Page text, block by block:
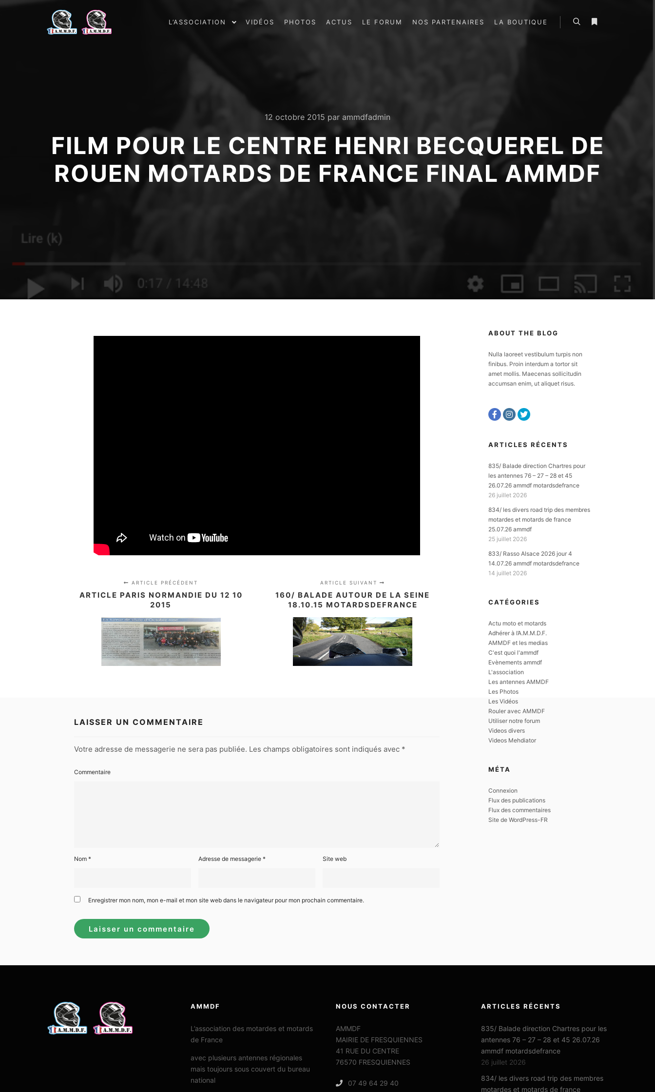
L’ASSOCIATION VIDÉOS PHOTOS ACTUS LE FORUM NOS PARTENAIRES LA BOUTIQUE
12 octobre 2015 par ammdfadmin
FILM POUR LE CENTRE HENRI BECQUEREL DE
ROUEN MOTARDS DE FRANCE FINAL AMMDF
ARTICLE PRÉCÉDENT
ARTICLE PARIS NORMANDIE DU 12 10
2015
ARTICLE SUIVANT
160/ BALADE AUTOUR DE LA SEINE
18.10.15 MOTARDSDEFRANCE
LAISSER UN COMMENTAIRE
Votre adresse de messagerie ne sera pas publiée. Les champs obligatoires sont indiqués avec *
Commentaire
Nom * Adresse de messagerie * Site web
Enregistrer mon nom, mon e-mail et mon site web dans le navigateur pour mon prochain commentaire.
ABOUT THE BLOG
Nulla laoreet vestibulum turpis non
finibus. Proin interdum a tortor sit
amet mollis. Maecenas sollicitudin
accumsan enim, ut aliquet risus.
ARTICLES RÉCENTS
835/ Balade direction Chartres pour
les antennes 76 – 27 – 28 et 45
26.07.26 ammdf motardsdefrance
26 juillet 2026
834/ les divers road trip des membres
motardes et motards de france
25.07.26 ammdf
25 juillet 2026
833/ Rasso Alsace 2026 jour 4
14.07.26 ammdf motardsdefrance
14 juillet 2026
CATÉGORIES
Actu moto et motards
Adhérer à l’A.M.M.D.F.
AMMDF et les medias
C'est quoi l'ammdf
Evènements ammdf
L'association
Les antennes AMMDF
Les Photos
Les Vidéos
Rouler avec AMMDF
Utiliser notre forum
Videos divers
Videos Mehdiator
MÉTA
Connexion
Flux des publications
Flux des commentaires
Site de WordPress-FR
AMMDF
L’association des motardes et motards
de France
avec plusieurs antennes régionales
mais toujours sous couvert du bureau
national
NOUS CONTACTER
AMMDF
MAIRIE DE FRESQUIENNES
41 RUE DU CENTRE
76570 FRESQUIENNES
07 49 64 29 40
ARTICLES RÉCENTS
835/ Balade direction Chartres pour les
antennes 76 – 27 – 28 et 45 26.07.26
ammdf motardsdefrance
26 juillet 2026
834/ les divers road trip des membres
motardes et motards de france